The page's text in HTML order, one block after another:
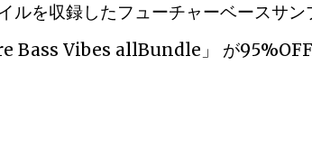
ルを収録したフューチャーベースサ
Bass Vibes allBundle」 が95%OFF